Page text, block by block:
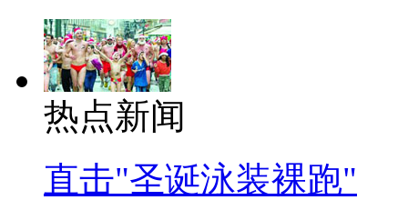
热点新闻
直击"圣诞泳装裸跑"